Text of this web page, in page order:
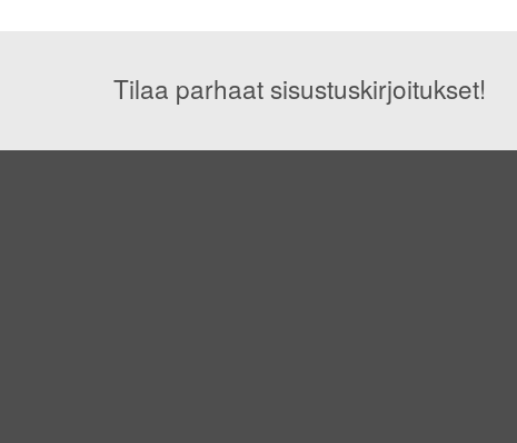
Tilaa parhaat sisustuskirjoitukset!